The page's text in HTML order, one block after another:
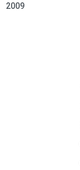
2009